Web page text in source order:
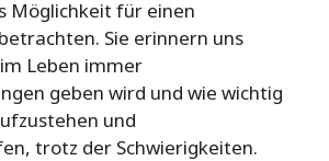
Möglichkeit für einen
Sie erinnern uns
Leben immer
geben wird und wie wichtig
und
trotz der Schwierigkeiten.